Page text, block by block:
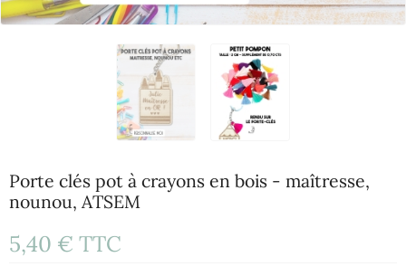
Porte clés pot à crayons en bois - maîtresse,
nounou, ATSEM
5,40 € TTC